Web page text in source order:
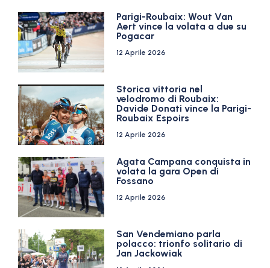
Parigi-Roubaix: Wout Van
Aert vince la volata a due su
Pogacar
12 Aprile 2026
Storica vittoria nel
velodromo di Roubaix:
Davide Donati vince la Parigi-
Roubaix Espoirs
12 Aprile 2026
Agata Campana conquista in
volata la gara Open di
Fossano
12 Aprile 2026
San Vendemiano parla
polacco: trionfo solitario di
Jan Jackowiak